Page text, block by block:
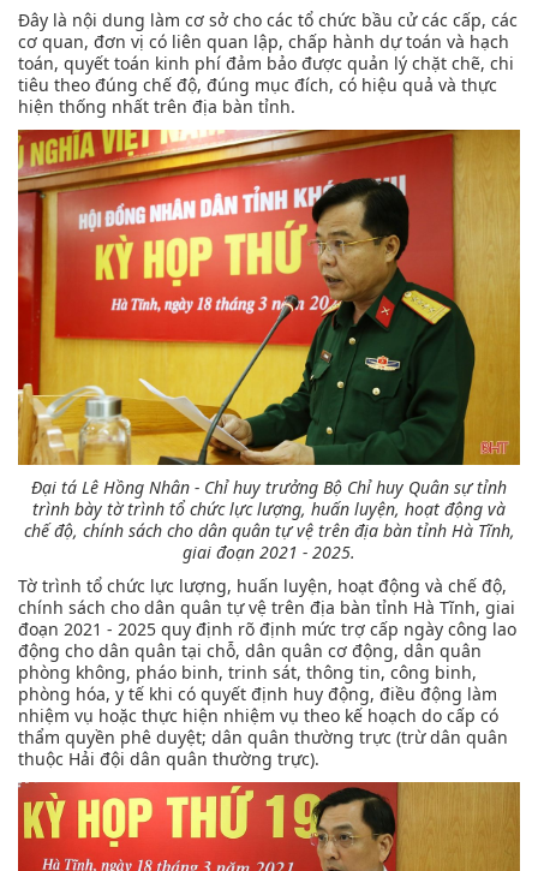
Đây là nội dung làm cơ sở cho các tổ chức bầu cử các cấp, các
cơ quan, đơn vị có liên quan lập, chấp hành dự toán và hạch
toán, quyết toán kinh phí đảm bảo được quản lý chặt chẽ, chi
tiêu theo đúng chế độ, đúng mục đích, có hiệu quả và thực
hiện thống nhất trên địa bàn tỉnh.
Đại tá Lê Hồng Nhân - Chỉ huy trưởng Bộ Chỉ huy Quân sự tỉnh
trình bày tờ trình tổ chức lực lượng, huấn luyện, hoạt động và
chế độ, chính sách cho dân quân tự vệ trên địa bàn tỉnh Hà Tĩnh,
giai đoạn 2021 - 2025.
Tờ trình tổ chức lực lượng, huấn luyện, hoạt động và chế độ,
chính sách cho dân quân tự vệ trên địa bàn tỉnh Hà Tĩnh, giai
đoạn 2021 - 2025 quy định rõ định mức trợ cấp ngày công lao
động cho dân quân tại chỗ, dân quân cơ động, dân quân
phòng không, pháo binh, trinh sát, thông tin, công binh,
phòng hóa, y tế khi có quyết định huy động, điều động làm
nhiệm vụ hoặc thực hiện nhiệm vụ theo kế hoạch do cấp có
thẩm quyền phê duyệt; dân quân thường trực (trừ dân quân
thuộc Hải đội dân quân thường trực).